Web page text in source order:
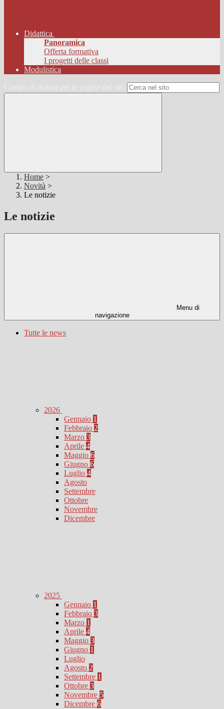
Didattica
Panoramica
Offerta formativa
I progetti delle classi
Modulistica
Home >
Novità >
Le notizie
Le notizie
Menu di
navigazione
Tutte le news
2026
Gennaio 1
Febbraio 2
Marzo 3
Aprile 4
Maggio 6
Giugno 6
Luglio 4
Agosto
Settembre
Ottobre
Novembre
Dicembre
2025
Gennaio 1
Febbraio 3
Marzo 1
Aprile 4
Maggio 3
Giugno 1
Luglio
Agosto 2
Settembre 1
Ottobre 3
Novembre 5
Dicembre 6